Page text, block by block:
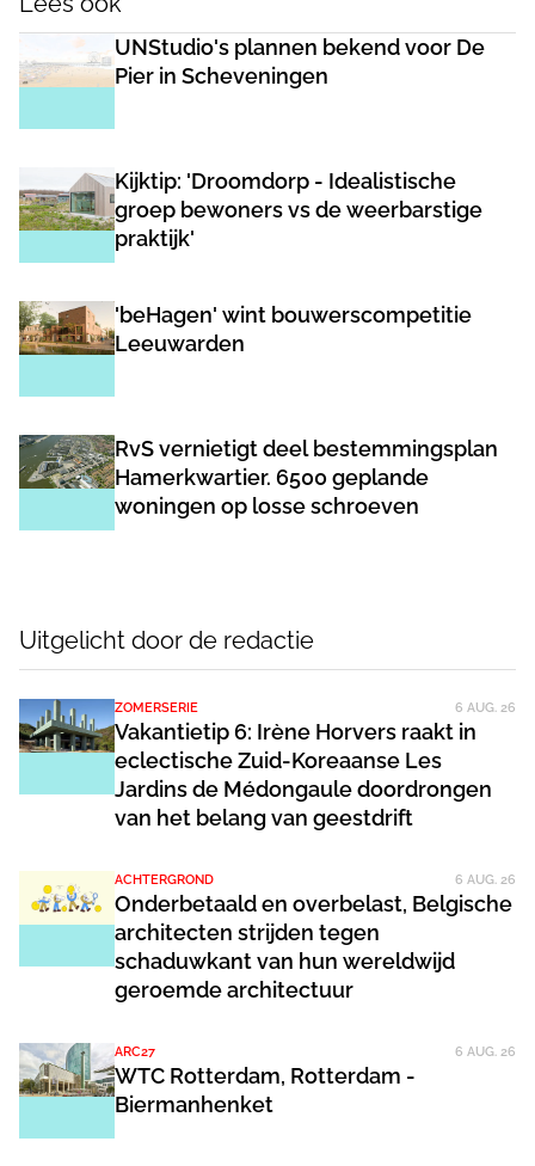
UNStudio's plannen bekend voor De
Pier in Scheveningen
Kijktip: 'Droomdorp - Idealistische
groep bewoners vs de weerbarstige
praktijk'
'beHagen' wint bouwerscompetitie
Leeuwarden
RvS vernietigt deel bestemmingsplan
Hamerkwartier. 6500 geplande
woningen op losse schroeven
Uitgelicht door de redactie
ZOMERSERIE 6 AUG. 26
Vakantietip 6: Irène Horvers raakt in
eclectische Zuid-Koreaanse Les
Jardins de Médongaule doordrongen
van het belang van geestdrift
ACHTERGROND 6 AUG. 26
Onderbetaald en overbelast, Belgische
architecten strijden tegen
schaduwkant van hun wereldwijd
geroemde architectuur
ARC27 6 AUG. 26
WTC Rotterdam, Rotterdam -
Biermanhenket